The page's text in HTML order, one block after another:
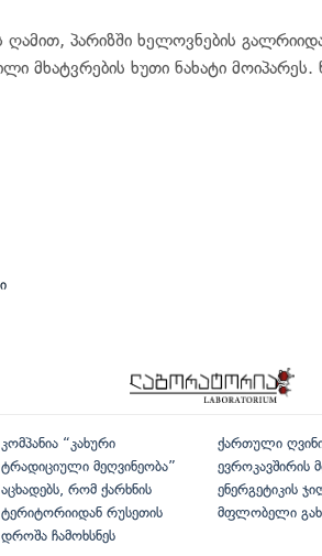
ღამით, პარიზში ხელოვნების
მხატვრების ხუთი ნახატი
კომპანია “კახური
ტრადიციული მეღვინეობა”
აცხადებს, რომ ქარხნის
ტერიტორიიდან რუსეთის
დროშა ჩამოხსნეს
ქართული
ევროკავშირის
ენერგეტიკის
მფლობელი